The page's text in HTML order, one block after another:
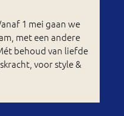
1 mei gaan we
met een andere
behoud van liefde
voor style &